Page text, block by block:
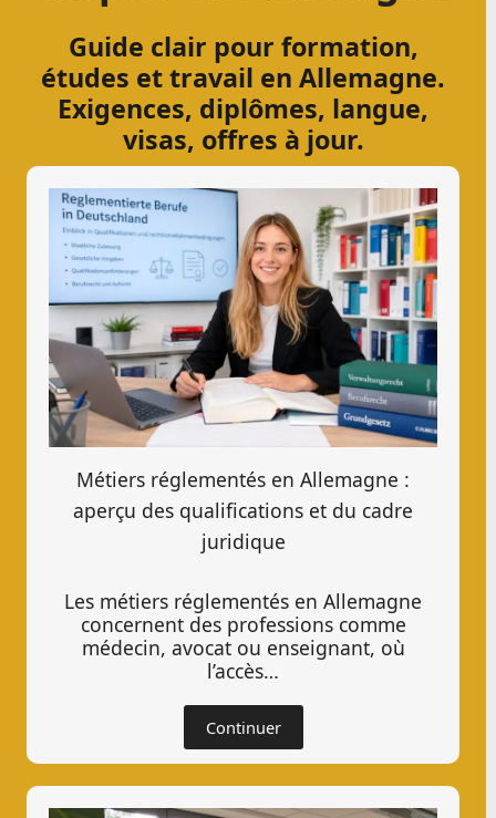
Guide clair pour formation,
études et travail en Allemagne.
Exigences, diplômes, langue,
visas, offres à jour.
Métiers réglementés en Allemagne :
aperçu des qualifications et du cadre
juridique
Les métiers réglementés en Allemagne
concernent des professions comme
médecin, avocat ou enseignant, où
l’accès…
Continuer